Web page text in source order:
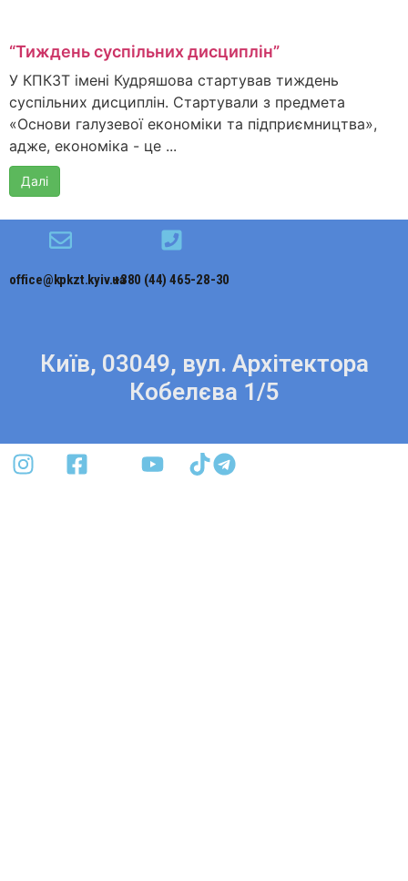
“Тиждень суспільних дисциплін”
У КПКЗТ імені Кудряшова стартував тиждень
суспільних дисциплін. Стартували з предмета
«Основи галузевої економіки та підприємництва»,
адже, економіка - це ...
Далі
office@kpkzt.kyiv.ua+380 (44) 465-28-30
Київ, 03049, вул. Архітектора
Кобелєва 1/5